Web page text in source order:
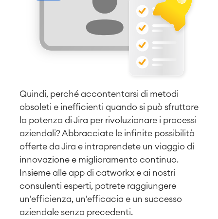
SOLUZIONI
LMS / eLearning
Soluzioni ERP
Report e dashboard
Gestione del lavoro
Gestione dei servizi
Percorso di gestione dei servizi
Gestione dei servizi aziendali
Gestione delle risorse
Servizio clienti omnicanale
Manutenzione industriale
Conoscenza e informazione
Wiki aziendale
Riunioni
Intranet sociale
SERVIZI ■
Quindi, perché accontentarsi di metodi
obsoleti e inefficienti quando si può sfruttare
la potenza di Jira per rivoluzionare i processi
aziendali? Abbracciate le infinite possibilità
offerte da Jira e intraprendete un viaggio di
innovazione e miglioramento continuo.
Insieme alle app di catworkx e ai nostri
consulenti esperti, potrete raggiungere
un'efficienza, un'efficacia e un successo
aziendale senza precedenti.